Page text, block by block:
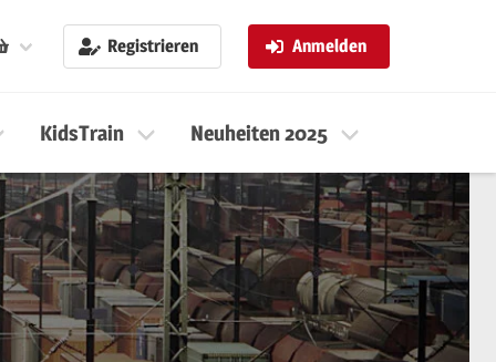
Registrieren Anmelden
KidsTrain Neuheiten 2025